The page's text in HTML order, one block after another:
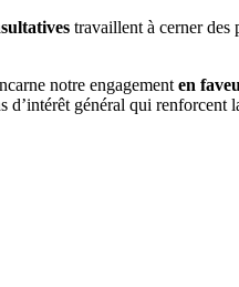
travaillent à cerner des
notre engagement en
d’intérêt général qui